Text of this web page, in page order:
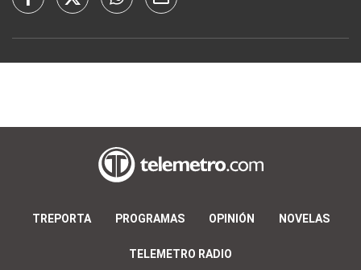
TREPORTA PROGRAMAS OPINIÓN NOVELAS
TELEMETRO RADIO